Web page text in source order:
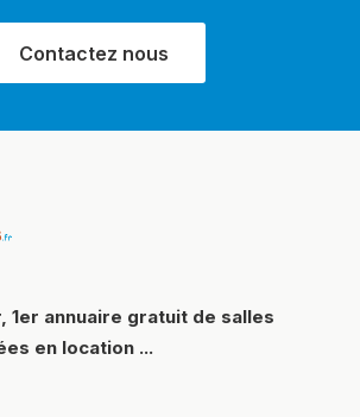
Contactez nous
annuaire gratuit de salles
en location ...